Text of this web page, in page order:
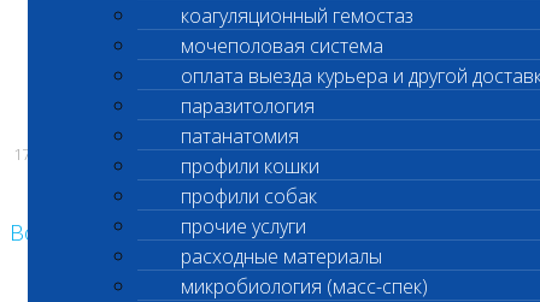
коагуляционный гемостаз
мочеполовая система
оплата выезда курьера и другой
паразитология
патанатомия
профили кошки
профили собак
прочие услуги
расходные материалы
микробиология (масс-спек)
г. Москва, ул. 10я Парковая, д 3
Руководство лаборатории приносит
извинения за доставленные неудобства
17.02.2020
Возврат к списку